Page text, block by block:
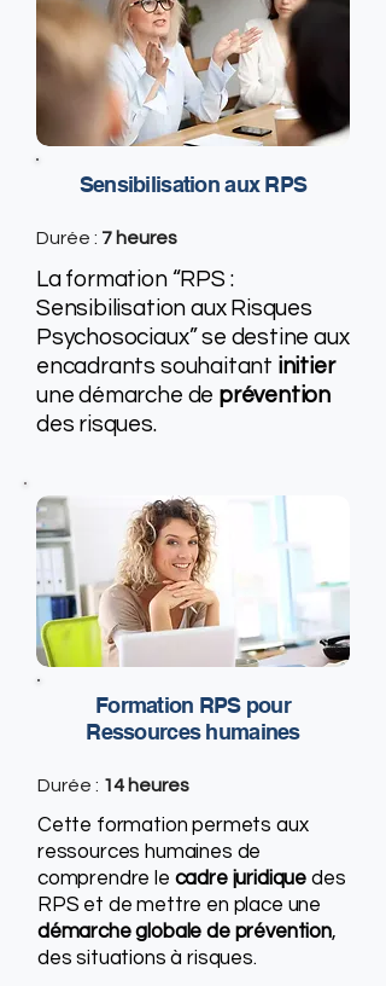
Sensibilisation aux RPS
Durée : 7 heures
La formation “RPS :
Sensibilisation aux Risques
Psychosociaux” se destine aux
encadrants souhaitant initier
une démarche de prévention
des risques.
Formation RPS pour
Ressources humaines
Durée : 14 heures
Cette formation permets aux
ressources humaines de
comprendre le cadre juridique des
RPS et de mettre en place une
démarche globale de prévention,
des situations à risques.